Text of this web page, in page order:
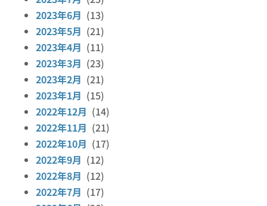
2023年6月 (13)
2023年5月 (21)
2023年4月 (11)
2023年3月 (23)
2023年2月 (21)
2023年1月 (15)
2022年12月 (14)
2022年11月 (21)
2022年10月 (17)
2022年9月 (12)
2022年8月 (12)
2022年7月 (17)